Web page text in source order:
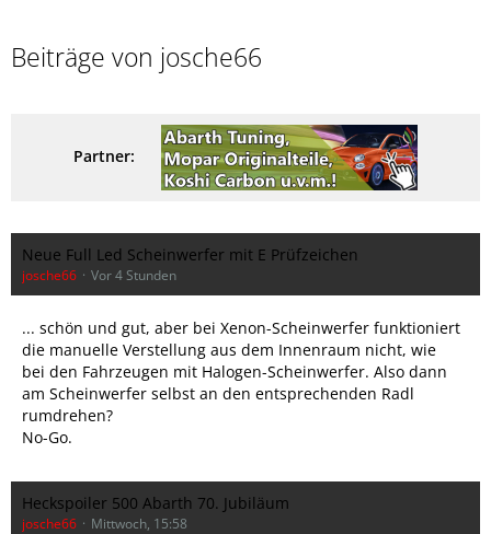
Beiträge von josche66
Partner:
Neue Full Led Scheinwerfer mit E Prüfzeichen
josche66 Vor 4 Stunden
... schön und gut, aber bei Xenon-Scheinwerfer funktioniert
die manuelle Verstellung aus dem Innenraum nicht, wie
bei den Fahrzeugen mit Halogen-Scheinwerfer. Also dann
am Scheinwerfer selbst an den entsprechenden Radl
rumdrehen?
No-Go.
Heckspoiler 500 Abarth 70. Jubiläum
josche66 Mittwoch, 15:58